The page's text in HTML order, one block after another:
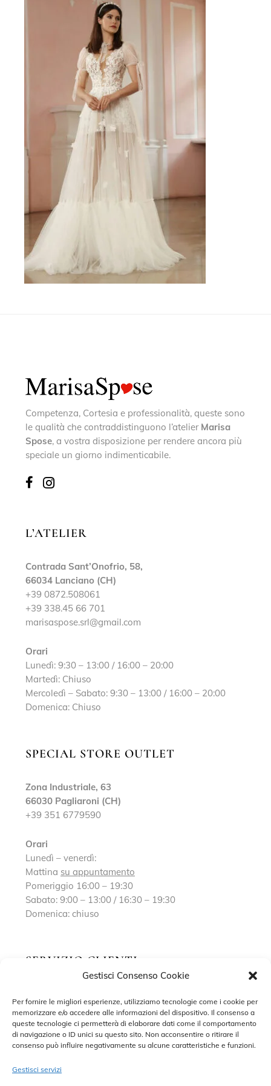
Gestisci Consenso Cookie
Per fornire le migliori esperienze, utilizziamo tecnologie come i cookie per
memorizzare e/o accedere alle informazioni del dispositivo. Il consenso a
queste tecnologie ci permetterà di elaborare dati come il comportamento
di navigazione o ID unici su questo sito. Non acconsentire o ritirare il
consenso può influire negativamente su alcune caratteristiche e funzioni.
Gestisci servizi
Competenza, Cortesia e professionalità, queste sono
le qualità che contraddistinguono l’atelier Marisa
Spose, a vostra disposizione per rendere ancora più
speciale un giorno indimenticabile.
L’ATELIER
Contrada Sant’Onofrio, 58,
66034 Lanciano (CH)
+39 0872.508061
+39 338.45 66 701
marisaspose.srl@gmail.com
Orari
Lunedì: 9:30 – 13:00 / 16:00 – 20:00
Martedì: Chiuso
Mercoledì – Sabato: 9:30 – 13:00 / 16:00 – 20:00
Domenica: Chiuso
SPECIAL STORE OUTLET
Zona Industriale, 63
66030 Pagliaroni (CH)
+39 351 6779590
Orari
Lunedì – venerdì:
Mattina su appuntamento
Pomeriggio 16:00 – 19:30
Sabato: 9:00 – 13:00 / 16:30 – 19:30
Domenica: chiuso
SERVIZIO CLIENTI
Contatti
Privacy Policy